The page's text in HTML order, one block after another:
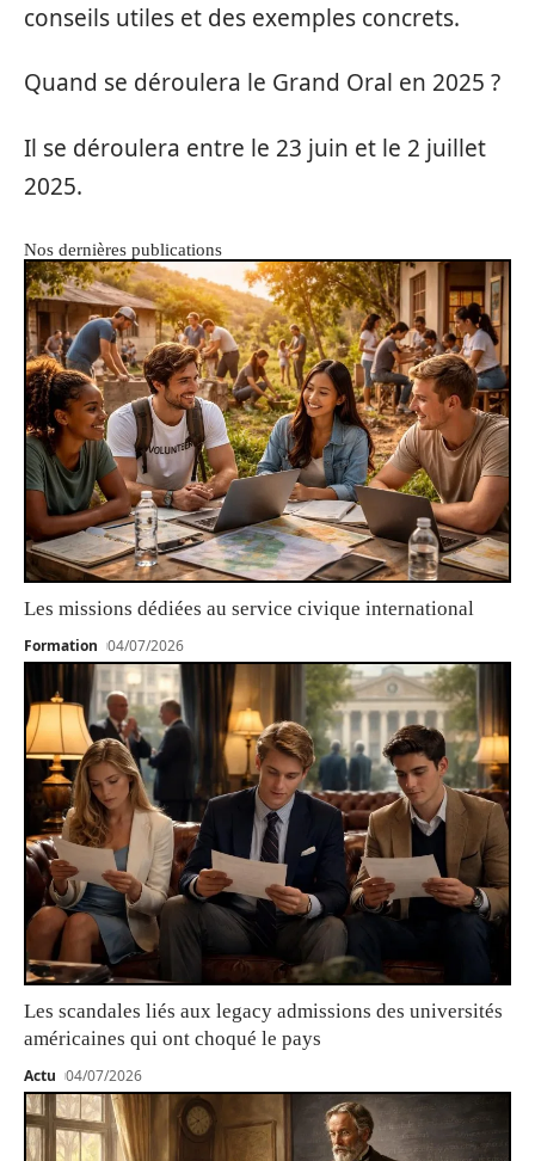
conseils utiles et des exemples concrets.
Quand se déroulera le Grand Oral en 2025 ?
Il se déroulera entre le 23 juin et le 2 juillet
2025.
Nos dernières publications
Les missions dédiées au service civique international
Formation 04/07/2026
Les scandales liés aux legacy admissions des universités
américaines qui ont choqué le pays
Actu 04/07/2026